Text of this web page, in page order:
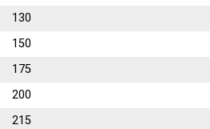
130
150
175
200
215